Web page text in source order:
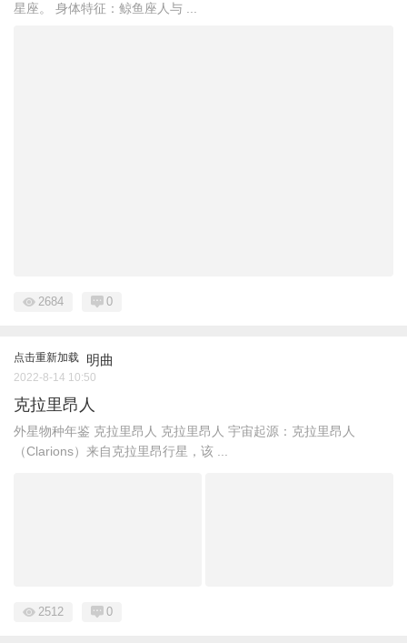
星座。 身体特征：鲸鱼座人与 ...
2684 0
点击重新加载 明曲
2022-8-14 10:50
克拉里昂人
外星物种年鉴 克拉里昂人 克拉里昂人 宇宙起源：克拉里昂人
（Clarions）来自克拉里昂行星，该 ...
2512 0